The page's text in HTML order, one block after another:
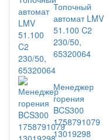
Топочный
автомат LMV
51.100 C2
230/50,
65320064
Менеджер
горения
BCS300
1758791079
13019298